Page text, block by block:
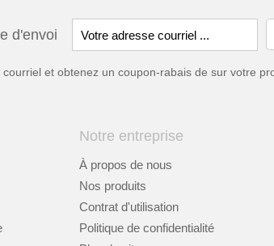
d'envoi
et obtenez un coupon-rabais de sur votre
Notre entreprise
À propos de nous
Nos produits
Contrat d'utilisation
Politique de confidentialité